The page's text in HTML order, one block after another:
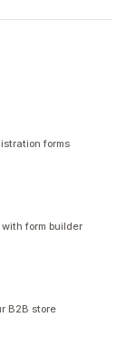
forms
form builder
B2B store